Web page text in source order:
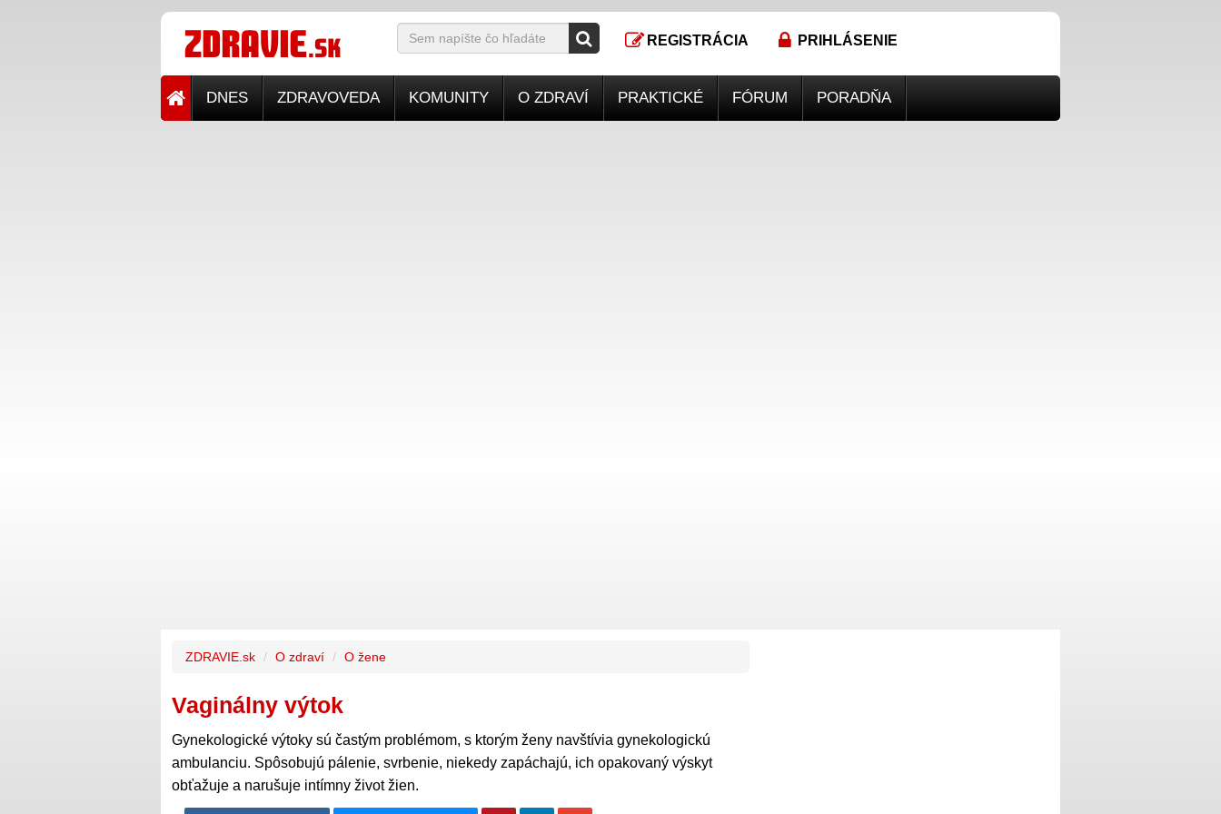
REGISTRÁCIA PRIHLÁSENIE
DNES ZDRAVOVEDA KOMUNITY O ZDRAVÍ PRAKTICKÉ FÓRUM PORADŇA
ZDRAVIE.sk O zdraví O žene
Vaginálny výtok
Gynekologické výtoky sú častým problémom, s ktorým ženy navštívia gynekologickú
ambulanciu. Spôsobujú pálenie, svrbenie, niekedy zapáchajú, ich opakovaný výskyt
obťažuje a narušuje intímny život žien.